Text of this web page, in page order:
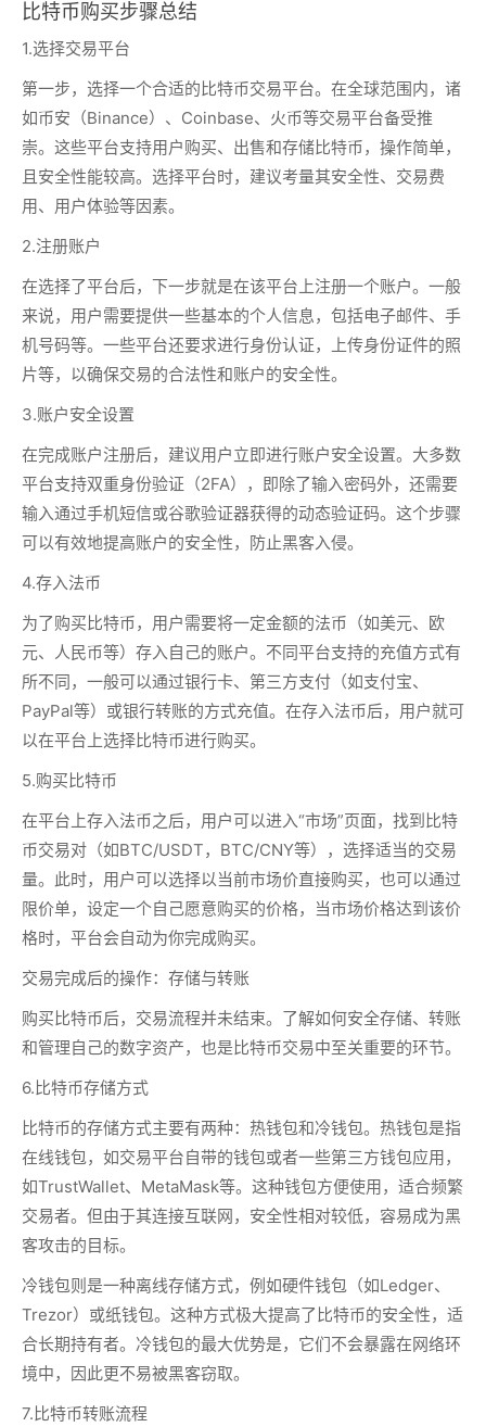
比特币购买步骤总结
1.选择交易平台
第一步，选择一个合适的比特币交易平台。在全球范围内，诸
如币安（Binance）、Coinbase、火币等交易平台备受推
崇。这些平台支持用户购买、出售和存储比特币，操作简单，
且安全性能较高。选择平台时，建议考量其安全性、交易费
用、用户体验等因素。
2.注册账户
在选择了平台后，下一步就是在该平台上注册一个账户。一般
来说，用户需要提供一些基本的个人信息，包括电子邮件、手
机号码等。一些平台还要求进行身份认证，上传身份证件的照
片等，以确保交易的合法性和账户的安全性。
3.账户安全设置
在完成账户注册后，建议用户立即进行账户安全设置。大多数
平台支持双重身份验证（2FA），即除了输入密码外，还需要
输入通过手机短信或谷歌验证器获得的动态验证码。这个步骤
可以有效地提高账户的安全性，防止黑客入侵。
4.存入法币
为了购买比特币，用户需要将一定金额的法币（如美元、欧
元、人民币等）存入自己的账户。不同平台支持的充值方式有
所不同，一般可以通过银行卡、第三方支付（如支付宝、
PayPal等）或银行转账的方式充值。在存入法币后，用户就可
以在平台上选择比特币进行购买。
5.购买比特币
在平台上存入法币之后，用户可以进入“市场”页面，找到比特
币交易对（如BTC/USDT，BTC/CNY等），选择适当的交易
量。此时，用户可以选择以当前市场价直接购买，也可以通过
限价单，设定一个自己愿意购买的价格，当市场价格达到该价
格时，平台会自动为你完成购买。
交易完成后的操作：存储与转账
购买比特币后，交易流程并未结束。了解如何安全存储、转账
和管理自己的数字资产，也是比特币交易中至关重要的环节。
6.比特币存储方式
比特币的存储方式主要有两种：热钱包和冷钱包。热钱包是指
在线钱包，如交易平台自带的钱包或者一些第三方钱包应用，
如TrustWallet、MetaMask等。这种钱包方便使用，适合频繁
交易者。但由于其连接互联网，安全性相对较低，容易成为黑
客攻击的目标。
冷钱包则是一种离线存储方式，例如硬件钱包（如Ledger、
Trezor）或纸钱包。这种方式极大提高了比特币的安全性，适
合长期持有者。冷钱包的最大优势是，它们不会暴露在网络环
境中，因此更不易被黑客窃取。
7.比特币转账流程